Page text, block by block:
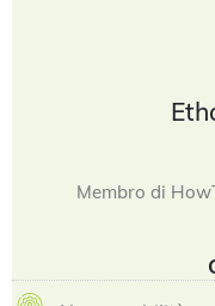
Membro di